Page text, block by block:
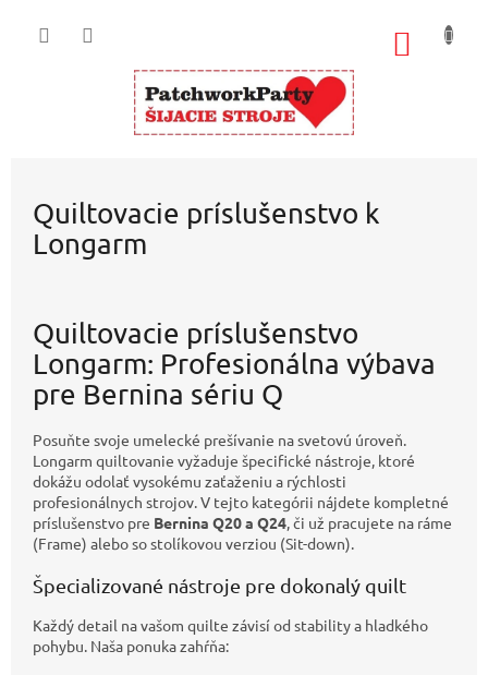
Quiltovacie príslušenstvo k
Longarm
Quiltovacie príslušenstvo
Longarm: Profesionálna výbava
pre Bernina sériu Q
Posuňte svoje umelecké prešívanie na svetovú úroveň.
Longarm quiltovanie vyžaduje špecifické nástroje, ktoré
dokážu odolať vysokému zaťaženiu a rýchlosti
profesionálnych strojov. V tejto kategórii nájdete kompletné
príslušenstvo pre Bernina Q20 a Q24, či už pracujete na ráme
(Frame) alebo so stolíkovou verziou (Sit-down).
Špecializované nástroje pre dokonalý quilt
Každý detail na vašom quilte závisí od stability a hladkého
pohybu. Naša ponuka zahŕňa: